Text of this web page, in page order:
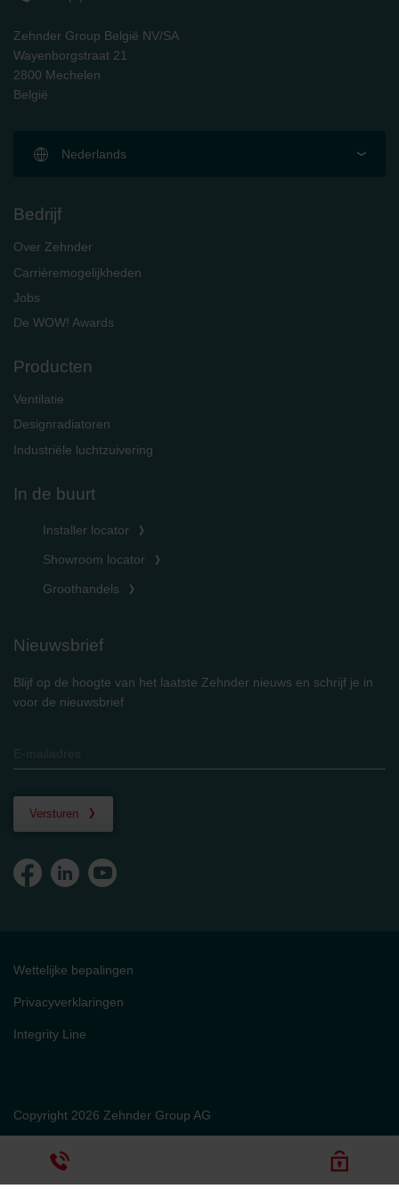
Zehnder Group België NV/SA
Wayenborgstraat 21
2800 Mechelen
België
Nederlands
Bedrijf
Over Zehnder
Carrièremogelijkheden
Jobs
De WOW! Awards
Producten
Ventilatie
Designradiatoren
Industriële luchtzuivering
In de buurt
Installer locator
Showroom locator
Groothandels
Nieuwsbrief
Blijf op de hoogte van het laatste Zehnder nieuws en schrijf je in
voor de nieuwsbrief
Versturen
Copyright 2026 Zehnder Group AG
Wettelijke bepalingen
Privacyverklaringen
Integrity Line